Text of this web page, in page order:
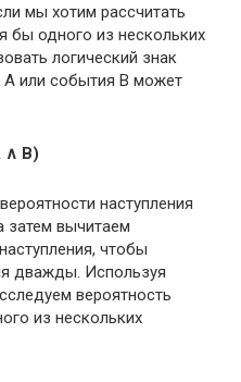
мы хотим рассчитать
бы одного из нескольких
логический знак
или события B может
∧ B)
наступления
затем вычитаем
чтобы
дважды. Используя
вероятность
из нескольких